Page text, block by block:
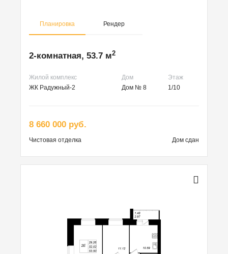
Планировка Рендер
2-комнатная, 53.7 м2
Жилой комплекс Дом
Этаж
ЖК Радужный-2
Дом № 8 1/10
8 660 000 руб.
Чистовая отделка Дом сдан